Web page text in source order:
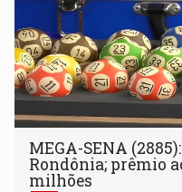
MEGA-SENA
Rondônia; prêmio
milhões